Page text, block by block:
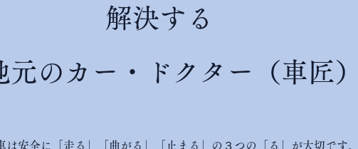
解決する
のカー・ドクター（車匠）
は安全に「走る」「曲がる」「止まる」の３つの「る」が大切です。